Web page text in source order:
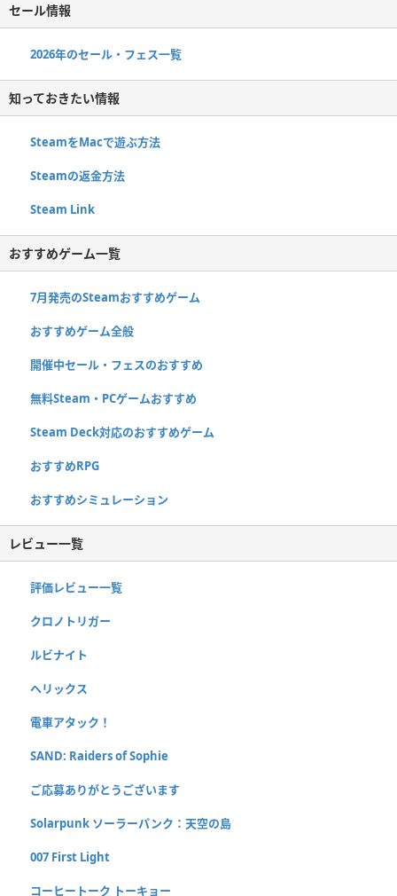
セール情報
2026年のセール・フェス一覧
知っておきたい情報
SteamをMacで遊ぶ方法
Steamの返金方法
Steam Link
おすすめゲーム一覧
7月発売のSteamおすすめゲーム
おすすめゲーム全般
開催中セール・フェスのおすすめ
無料Steam・PCゲームおすすめ
Steam Deck対応のおすすめゲーム
おすすめRPG
おすすめシミュレーション
レビュー一覧
評価レビュー一覧
クロノトリガー
ルビナイト
ヘリックス
電車アタック！
SAND: Raiders of Sophie
ご応募ありがとうございます
Solarpunk ソーラーパンク：天空の島
007 First Light
コーヒートーク トーキョー